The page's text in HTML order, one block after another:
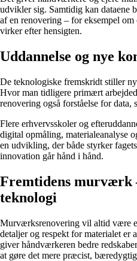
udvikler sig. Samtidig kan dataene
af en renovering – for eksempel
virker efter hensigten.
Uddannelse og nye
De teknologiske fremskridt stiller
Hvor man tidligere primært
renovering også forståelse for
Flere erhvervsskoler og
digital opmåling, materialeanalyse
en udvikling, der både styrker
innovation går hånd i hånd.
Fremtidens murværk
teknologi
Murværksrenovering vil altid være
detaljer og respekt for materialet er
giver håndværkeren bedre
at gøre det mere præcist,